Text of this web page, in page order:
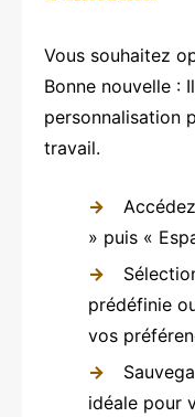
Vous souhaitez
Bonne nouvelle :
personnalisation
travail.
» puis «
prédéfinie
vos
idéale pour